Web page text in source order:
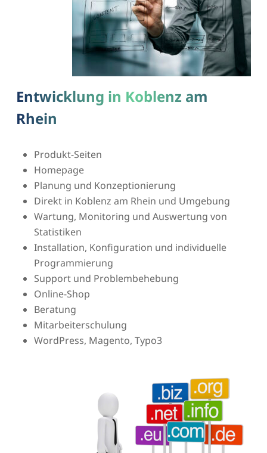
Entwicklung in Koblenz am
Rhein
Produkt-Seiten
Homepage
Planung und Konzeptionierung
Direkt in Koblenz am Rhein und Umgebung
Wartung, Monitoring und Auswertung von
Statistiken
Installation, Konfiguration und individuelle
Programmierung
Support und Problembehebung
Online-Shop
Beratung
Mitarbeiterschulung
WordPress, Magento, Typo3